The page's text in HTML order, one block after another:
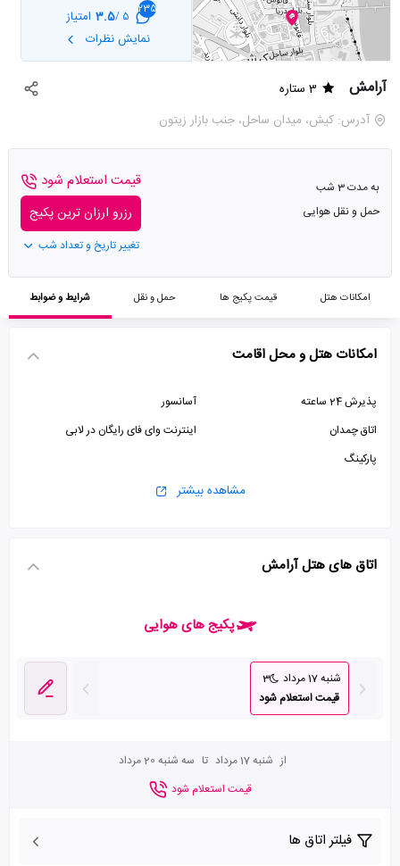
235
5 /
3.5 امتیاز
نمایش نظرات
آرامش
3 ستاره
آدرس: کیش، میدان ساحل، جنب بازار زیتون
به مدت 3 شب
حمل و نقل هوایی
قیمت استعلام شود
رزرو ارزان ترین پکیج
تغییر تاریخ و تعداد شب
امکانات هتل قیمت پکیج ها حمل و نقل شرایط و ضوابط
امکانات هتل و محل اقامت
پذیرش 24 ساعته
آسانسور
اتاق چمدان
اینترنت وای فای رایگان در لابی
پارکینگ
مشاهده بیشتر
اتاق های هتل آرامش
پکیج های هوایی
شنبه 17 مرداد
3
قیمت استعلام شود
از شنبه 17 مرداد تا سه شنبه 20 مرداد
قیمت استعلام شود
فیلتر اتاق ها